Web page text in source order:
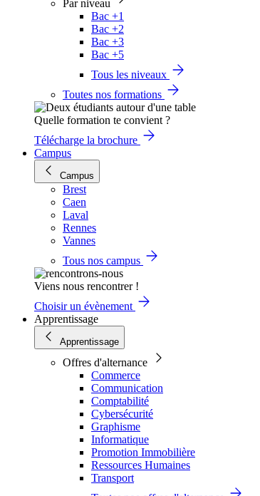
Par niveau
Bac +1
Bac +2
Bac +3
Bac +5
Tous les niveaux
Toutes nos formations
Quelle formation te convient ?
Télécharge la brochure
Campus
Campus
Brest
Caen
Laval
Rennes
Vannes
Tous nos campus
Viens nous rencontrer !
Choisir un évènement
Apprentissage
Apprentissage
Offres d'alternance
Commerce
Communication
Comptabilité
Cybersécurité
Graphisme
Informatique
Promotion Immobilière
Ressources Humaines
Transport